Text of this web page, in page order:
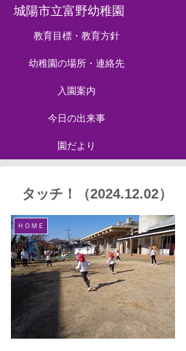
城陽市立富野幼稚園
教育目標・教育方針
幼稚園の場所・連絡先
入園案内
今日の出来事
園だより
タッチ！（2024.12.02）
ＨＯＭＥ